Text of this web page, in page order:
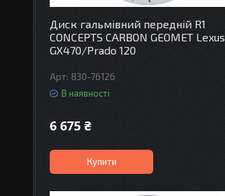
Диск гальмівний передній R1
CONCEPTS CARBON GEOMET Lexus
GX470/Prado 120
830-76126
В наявності
6 675 ₴
Купити